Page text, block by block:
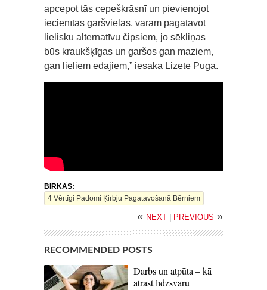
apcepot tās cepeškrāsnī un pievienojot
iecienītās garšvielas, varam pagatavot
lielisku alternatīvu čipsiem, jo sēkliņas
būs kraukšķīgas un garšos gan maziem,
gan lieliem ēdājiem,” iesaka Lizete Puga.
BIRKAS:
4 Vērtīgi Padomi Ķirbju Pagatavošanā Bērniem
« NEXT PREVIOUS »
RECOMMENDED POSTS
Darbs un atpūta – kā
atrast līdzsvaru